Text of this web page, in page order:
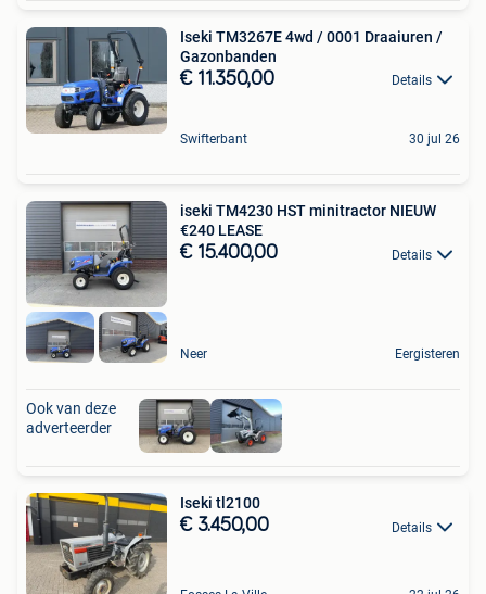
Iseki TM3267E 4wd / 0001 Draaiuren /
Gazonbanden
€ 11.350,00 Details
Swifterbant 30 jul 26
iseki TM4230 HST minitractor NIEUW
€240 LEASE
€ 15.400,00 Details
Neer Eergisteren
Ook van deze
adverteerder
Iseki tl2100
€ 3.450,00 Details